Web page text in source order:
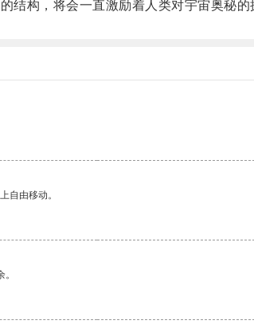
构，将会一直激励着人类对宇宙奥秘的
自由移动。